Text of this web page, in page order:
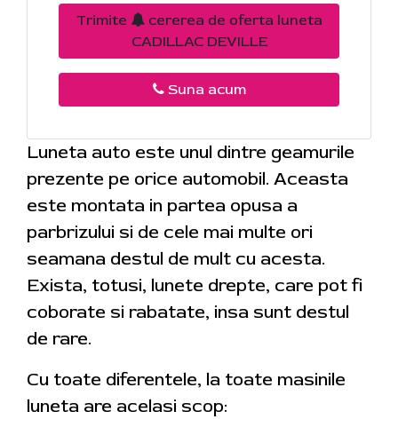
Trimite
cererea de oferta luneta
CADILLAC DEVILLE
Suna acum
Luneta auto este unul dintre geamurile
prezente pe orice automobil. Aceasta
este montata in partea opusa a
parbrizului si de cele mai multe ori
seamana destul de mult cu acesta.
Exista, totusi, lunete drepte, care pot fi
coborate si rabatate, insa sunt destul
de rare.
Cu toate diferentele, la toate masinile
luneta are acelasi scop: